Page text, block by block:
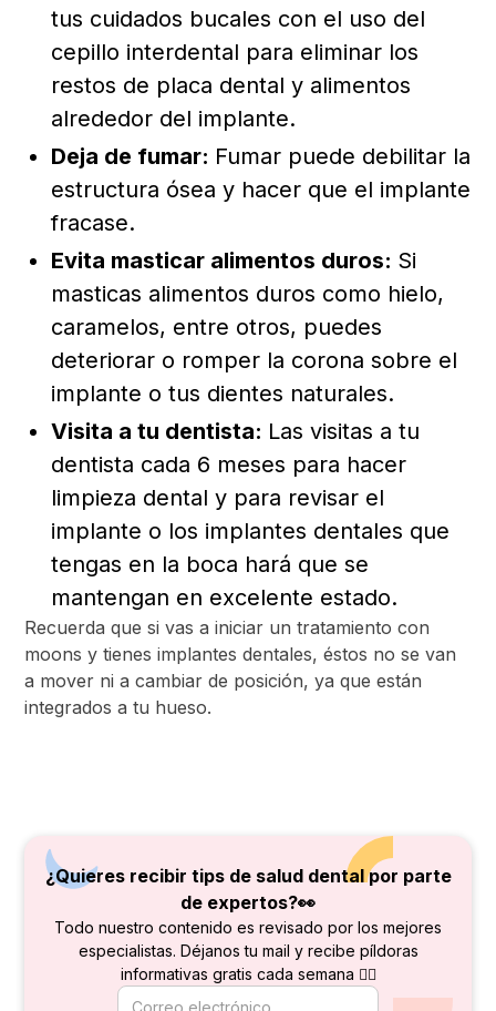
tus cuidados bucales con el uso del
cepillo interdental para eliminar los
restos de placa dental y alimentos
alrededor del implante.
Deja de fumar: Fumar puede debilitar la
estructura ósea y hacer que el implante
fracase.
Evita masticar alimentos duros: Si
masticas alimentos duros como hielo,
caramelos, entre otros, puedes
deteriorar o romper la corona sobre el
implante o tus dientes naturales.
Visita a tu dentista: Las visitas a tu
dentista cada 6 meses para hacer
limpieza dental y para revisar el
implante o los implantes dentales que
tengas en la boca hará que se
mantengan en excelente estado.
Recuerda que si vas a iniciar un tratamiento con
moons y tienes implantes dentales, éstos no se van
a mover ni a cambiar de posición, ya que están
integrados a tu hueso.
¿Quieres recibir tips de salud dental por parte
de expertos?👀
Todo nuestro contenido es revisado por los mejores
especialistas. Déjanos tu mail y recibe píldoras
informativas gratis cada semana 👇🏻